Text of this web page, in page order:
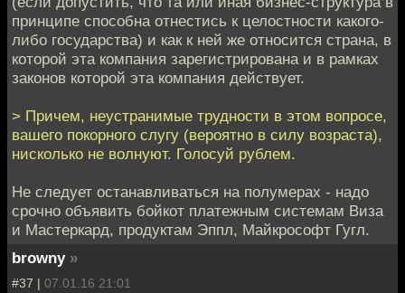
принципе способна отнестись к целостности какого-
либо государства) и как к ней же относится страна, в
которой эта компания зарегистрирована и в рамках
законов которой эта компания действует.
> Причем, неустранимые трудности в этом вопросе,
вашего покорного слугу (вероятно в силу возраста),
нисколько не волнуют. Голосуй рублем.
Не следует останавливаться на полумерах - надо
срочно объявить бойкот платежным системам Виза
и Мастеркард, продуктам Эппл, Майкрософт Гугл.
browny »
#37 | 07.01.16 21:01